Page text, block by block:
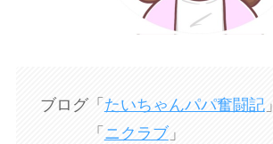
ブログ「 たいちゃんパパ奮闘記」
「 ニクラブ 」